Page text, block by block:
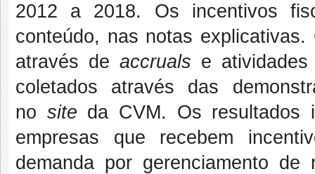
2012 a 2018. Os incentivos
conteúdo, nas notas
através deaccruals e
coletados através das
no site da CVM. Os resultados
empresas que recebem
demanda por gerenciamento